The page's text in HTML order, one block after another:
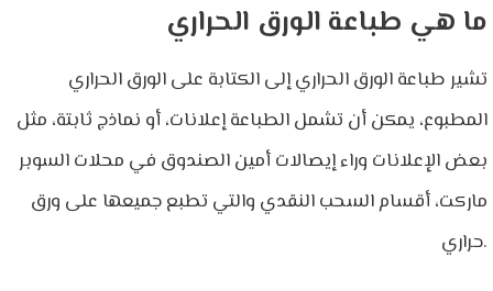
ما هي طباعة الورق الحراري
تشير طباعة الورق الحراري إلى الكتابة على الورق الحراري
المطبوع، يمكن أن تشمل الطباعة إعلانات، أو نماذج ثابتة، مثل
بعض الإعلانات وراء إيصالات أمين الصندوق في محلات السوبر
ماركت، أقسام السحب النقدي والتي تطبع جميعها على ورق
حراري.